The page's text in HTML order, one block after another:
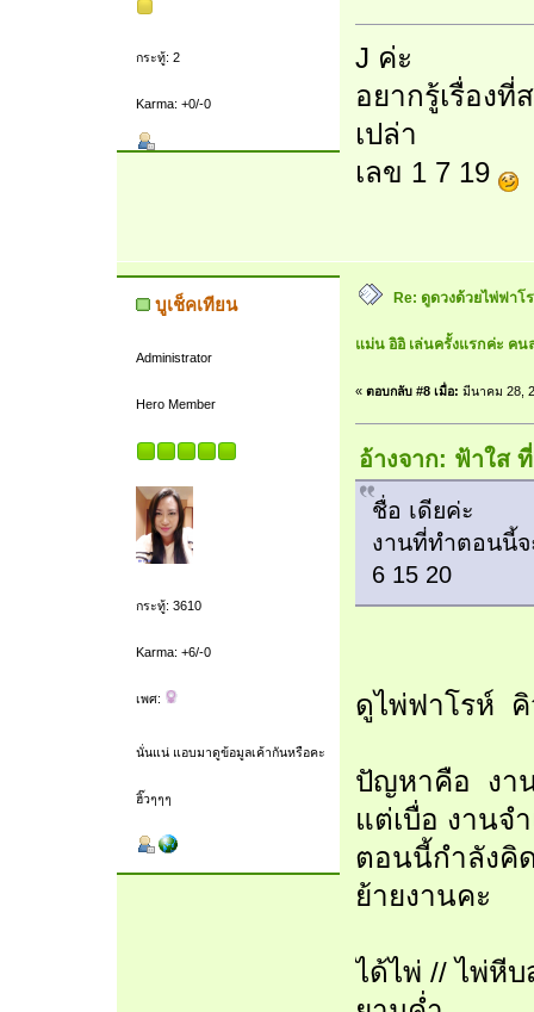
กระทู้: 2
Karma: +0/-0
J ค่ะ
อยากรู้เรื่อง
เปล่า
เลข 1 7 19
บูเช็คเทียน
Administrator
Hero Member
กระทู้: 3610
Karma: +6/-0
เพศ:
นั่นแน่ แอบมาดูข้อมูลเค้ากันหรือคะ
ฮิ๊วๆๆๆ
Re: ดูดวงด้วยไพ่ฟาโ
แม่น อิอิ เล่นครั้งแรกค่ะ คน
« ตอบกลับ #8 เมื่อ: มีนาคม 28,
อ้างจาก: ฟ้าใส
ชื่อ เดียค่ะ
งานที่ทำตอนนี้
6 15 20
ดูไพ่ฟาโรห์ คิ
ปัญหาคือ งา
แต่เบื่อ งานจ
ตอนนี้กำลังคิ
ย้ายงานคะ
ได้ไพ่ // ไพ่หีบ